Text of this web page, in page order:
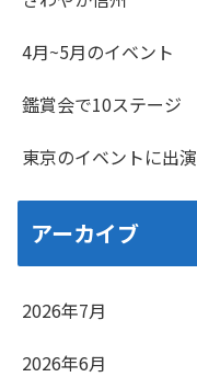
4月~5月のイベント
鑑賞会で10ステージ
東京のイベントに出演
アーカイブ
2026年7月
2026年6月